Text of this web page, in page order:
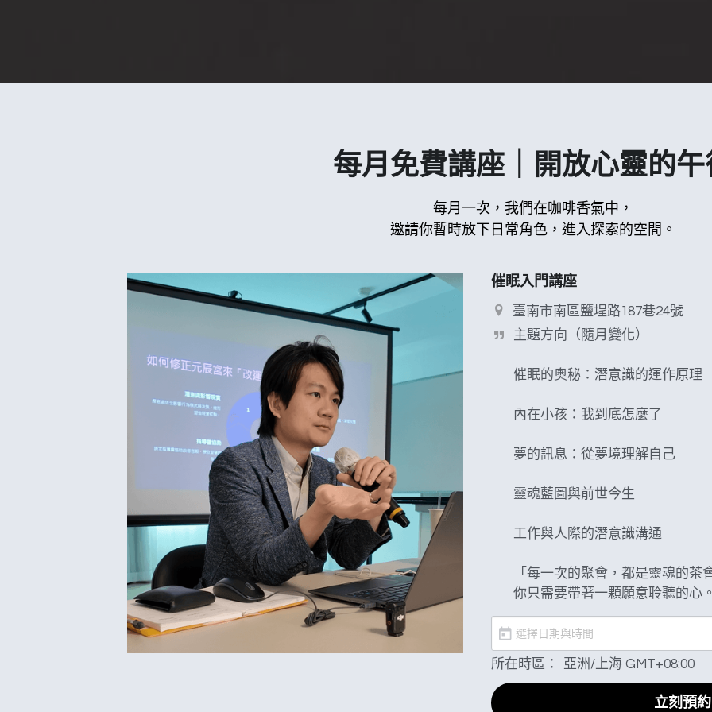
每月免費講座｜開放心靈的午
每月一次，我們在咖啡香氣中，
邀請你暫時放下日常角色，進入探索的空間。
催眠入門講座
臺南市南區鹽埕路187巷24號
主題方向（隨月變化）
催眠的奧秘：潛意識的運作原理
內在小孩：我到底怎麼了
夢的訊息：從夢境理解自己
靈魂藍圖與前世今生
工作與人際的潛意識溝通
「每一次的聚會，都是靈魂的茶
你只需要帶著一顆願意聆聽的心
所在時區： 亞洲/上海 GMT+08:00
立刻預約